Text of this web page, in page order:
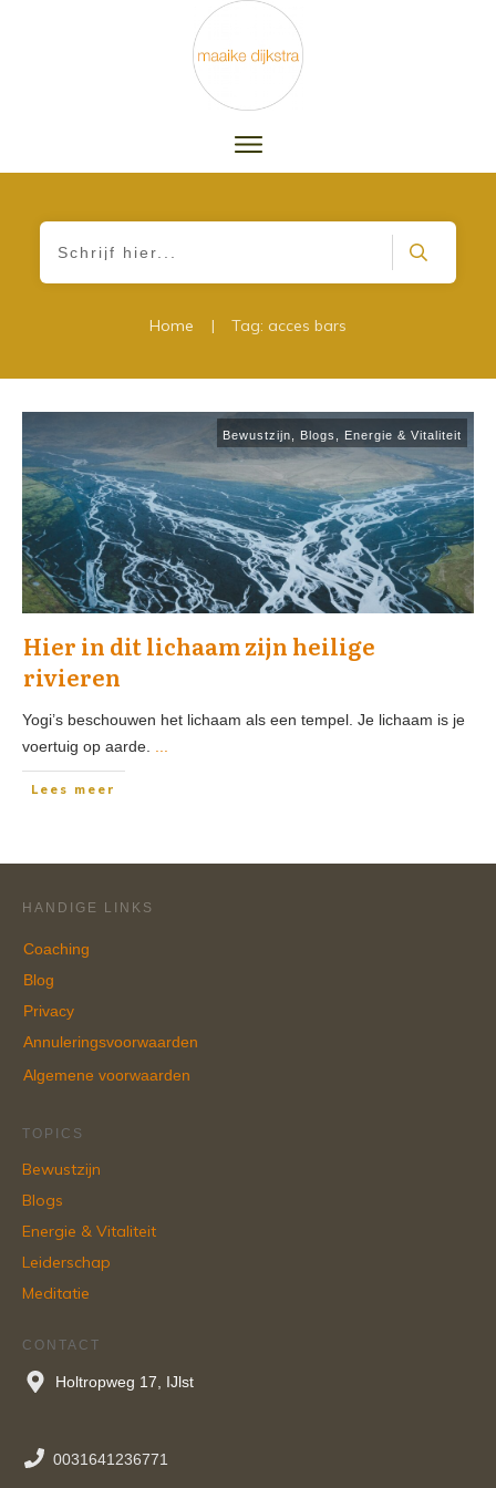
Home | Tag: acces bars
Bewustzijn Blogs Energie & Vitaliteit
Hier in dit lichaam zijn heilige
rivieren
Yogi’s beschouwen het lichaam als een tempel. Je lichaam is je
voertuig op aarde.
Lees meer
HANDIGE LINKS
Coaching
Blog
Privacy
Annuleringsvoorwaarden
Algemene voorwaarden
TOPICS
Bewustzijn
Blogs
Energie & Vitaliteit
Leiderschap
Meditatie
CONTACT
Holtropweg 17, IJlst
0031641236771